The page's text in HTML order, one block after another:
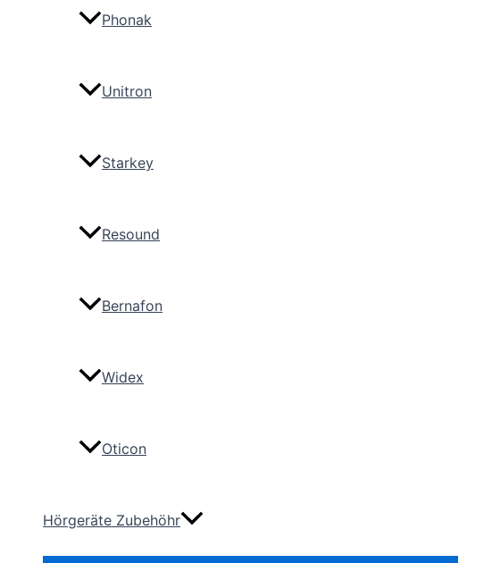
Phonak
Unitron
Starkey
Resound
Bernafon
Widex
Oticon
Hörgeräte Zubehöhr